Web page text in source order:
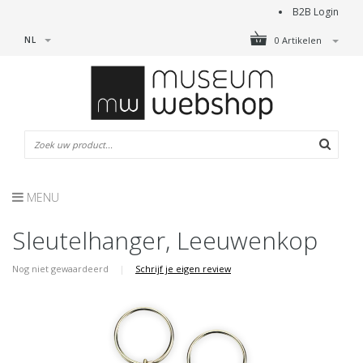
B2B Login
0 Artikelen
NL
MENU
Sleutelhanger, Leeuwenkop
Nog niet gewaardeerd | Schrijf je eigen review